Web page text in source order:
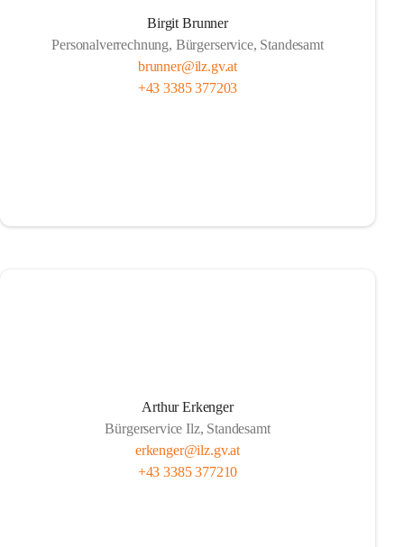
Birgit Brunner
Personalverrechnung, Bürgerservice, Standesamt
brunner@ilz.gv.at
+43 3385 377203
Arthur Erkenger
Bürgerservice Ilz, Standesamt
erkenger@ilz.gv.at
+43 3385 377210